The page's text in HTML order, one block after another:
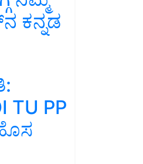
ಕನ್ನಡ
TU PP